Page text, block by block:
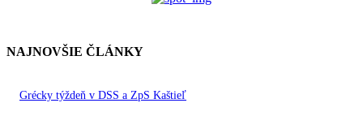
NAJNOVŠIE ČLÁNKY
Grécky týždeň v DSS a ZpS Kaštieľ